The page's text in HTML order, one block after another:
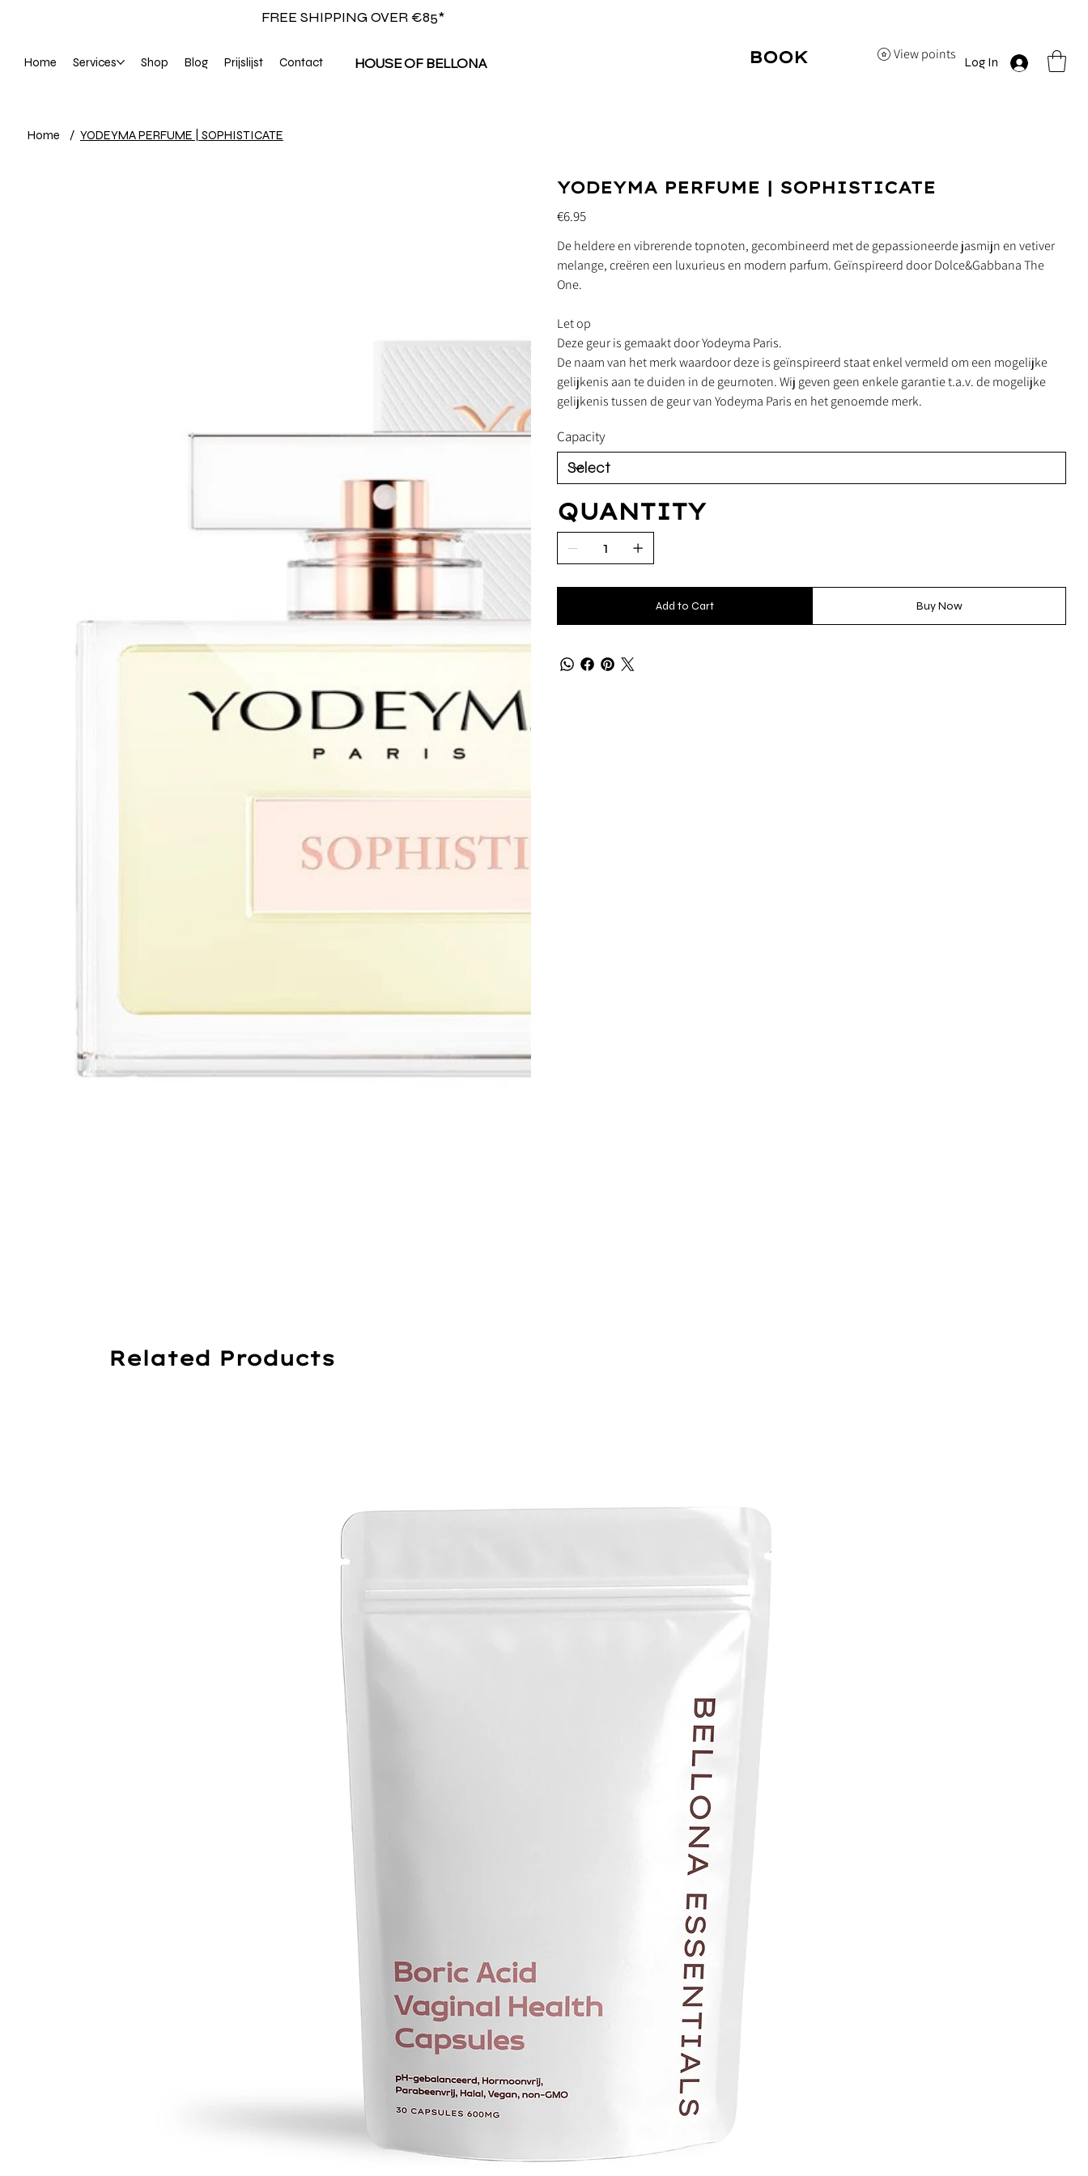
FREE SHIPPING OVER €85*
View points
HOUSE OF BELLONA
Home Services Shop Blog Prijslijst Contact
BOOK
Log In
Home / YODEYMA PERFUME | SOPHISTICATE
YODEYMA PERFUME | SOPHISTICATE
Price
€6.95
De heldere en vibrerende topnoten, gecombineerd met de gepassioneerde jasmijn en vetiver
melange, creëren een luxurieus en modern parfum. Geïnspireerd door Dolce&Gabbana The
One.
Let op
Deze geur is gemaakt door Yodeyma Paris.
De naam van het merk waardoor deze is geïnspireerd staat enkel vermeld om een mogelijke
gelijkenis aan te duiden in de geurnoten. Wij geven geen enkele garantie t.a.v. de mogelijke
gelijkenis tussen de geur van Yodeyma Paris en het genoemde merk.
Capacity
QUANTITY
Add to Cart Buy Now
Related Products